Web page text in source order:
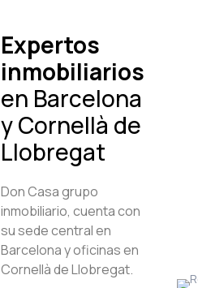
Expertos
inmobiliarios
en Barcelona
y Cornellà de
Llobregat
Don Casa grupo
inmobiliario, cuenta con
su sede central en
Barcelona y oficinas en
Cornellà de Llobregat.